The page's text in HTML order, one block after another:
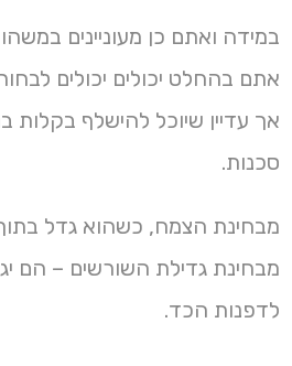
במידה ואתם כן מעוניינים
אתם בהחלט יכולים יכולים
אך עדיין שיוכל להישלף בקלות
סכנות.
מבחינת הצמח, כשהוא גדל
מבחינת גדילת השורשים – הם
לדפנות הכד.